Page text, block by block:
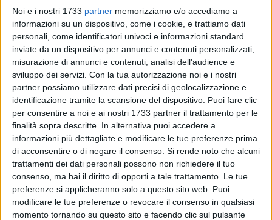
Noi e i nostri 1733 partner memorizziamo e/o accediamo a
informazioni su un dispositivo, come i cookie, e trattiamo dati
personali, come identificatori univoci e informazioni standard
inviate da un dispositivo per annunci e contenuti personalizzati,
misurazione di annunci e contenuti, analisi dell'audience e
sviluppo dei servizi. Con la tua autorizzazione noi e i nostri
partner possiamo utilizzare dati precisi di geolocalizzazione e
identificazione tramite la scansione del dispositivo. Puoi fare clic
per consentire a noi e ai nostri 1733 partner il trattamento per le
finalità sopra descritte. In alternativa puoi accedere a
informazioni più dettagliate e modificare le tue preferenze prima
di acconsentire o di negare il consenso. Si rende noto che alcuni
trattamenti dei dati personali possono non richiedere il tuo
consenso, ma hai il diritto di opporti a tale trattamento. Le tue
preferenze si applicheranno solo a questo sito web. Puoi
modificare le tue preferenze o revocare il consenso in qualsiasi
momento tornando su questo sito e facendo clic sul pulsante
dalle scuole dell'infanzia di via Sanniti, via Cererie, via
Frangione, via Quercia, via Morelli.
Su indicazione dell'Amministrazione comunale, l'acqua viene
fornita in caraffe di vetro, utilizzando acqua pubblica priva
di residui, fresca e buona, come confermano le analisi e gli
stessi operatori scolastici sul posto. Le caraffe arriveranno
in tutte le nostre scuole comunali, infanzia, primaria e media.
"Una scelta di sostenibilità -sottolinea il sindaco Domenico
Bennardi- e discontinuità, per ridurre l'uso di plastica nelle
scuole e la conseguente dispersione nell'ambiente dove
cresceranno i nostri bambini. È per scelte come questa, che
la città di Matera è stata premiata dall'associazione
nazionale Plastic free".